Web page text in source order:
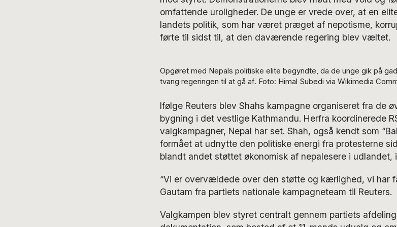
omfattende uroligheder. De unge er vrede over, at en
landets politik, som har været præget af nepotisme,
førte til sidst til, at den daværende regering blev væltet.
Opgøret med Nepals politiske elite begyndte, da de unge gik på
tvang regeringen til at gå af. Foto: Himal Subedi via Wikimedia
Ifølge Reuters blev Shahs kampagne organiseret fra de
bygning i det vestlige Kathmandu. Herfra koordinerede
valgkampagner, Nepal har set. Shah, også kendt som
formået at udnytte den politiske energi fra protesterne
blandt andet støttet økonomisk af nepalesere i udlandet,
“Vi er overvældede over den støtte og kærlighed, vi har
Gautam fra partiets nationale kampagneteam til Reuters.
Valgkampen blev styret centralt gennem partiets